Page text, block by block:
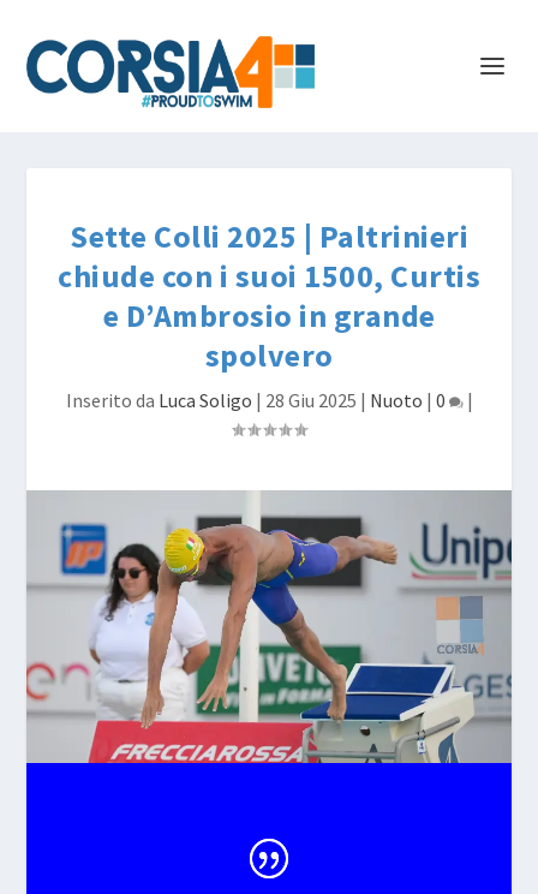
Sette Colli 2025 | Paltrinieri
chiude con i suoi 1500, Curtis
e D’Ambrosio in grande
spolvero
Inserito da Luca Soligo | 28 Giu 2025 | Nuoto | 0 |